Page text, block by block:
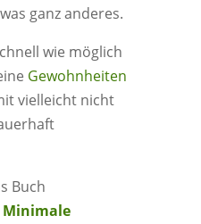
ganz anderes.
wie möglich
Gewohnheiten
vielleicht nicht
Buch
Minimale